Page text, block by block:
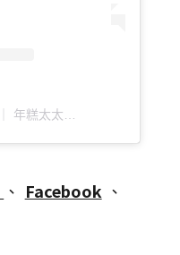
、 Facebook 、